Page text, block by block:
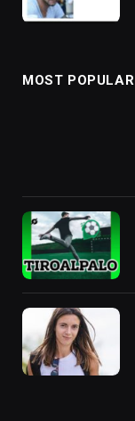
MOST POPULAR